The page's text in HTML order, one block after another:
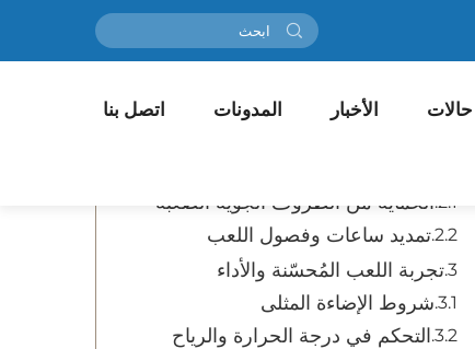
حالات الأخبار المدونات اتصل بنا
جدول المحتويات
تطور مرافق الـبادل الحديثة
الحماية من الظروف الجوية الصعبة
تمديد ساعات وفصول اللعب
تجربة اللعب المُحسّنة والأداء
شروط الإضاءة المثلى
التحكم في درجة الحرارة والرياح